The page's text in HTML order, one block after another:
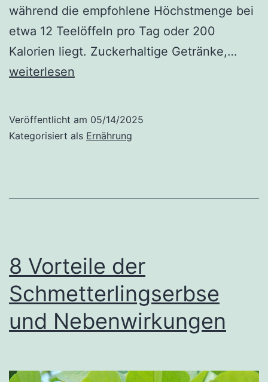
während die empfohlene Höchstmenge bei
etwa 12 Teelöffeln pro Tag oder 200
Kalorien liegt. Zuckerhaltige Getränke,…
weiterlesen
Veröffentlicht am 05/14/2025
Kategorisiert als Ernährung
8 Vorteile der
Schmetterlingserbse
und Nebenwirkungen